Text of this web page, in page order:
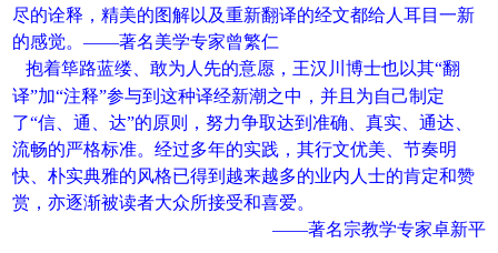
尽的诠释，精美的图解以及重新翻译的经文都给人耳目一新
的感觉。——著名美学专家曾繁仁
抱着筚路蓝缕、敢为人先的意愿，王汉川博士也以其“翻
译”加“注释”参与到这种译经新潮之中，并且为自己制定
了“信、通、达”的原则，努力争取达到准确、真实、通达、
流畅的严格标准。经过多年的实践，其行文优美、节奏明
快、朴实典雅的风格已得到越来越多的业内人士的肯定和赞
赏，亦逐渐被读者大众所接受和喜爱。
——著名宗教学专家卓新平